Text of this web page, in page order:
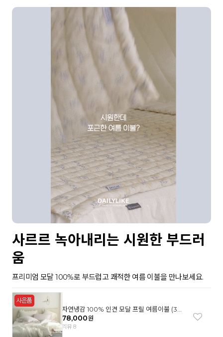
사르르 녹아내리는 시원한 부드러
움
프리미엄 모달 100%로 부드럽고 쾌적한 여름 이불을 만나보세요.
자연냉감 100% 인견 모달 프릴 여름이불 (3컬
러)
78,000원
리뷰 8